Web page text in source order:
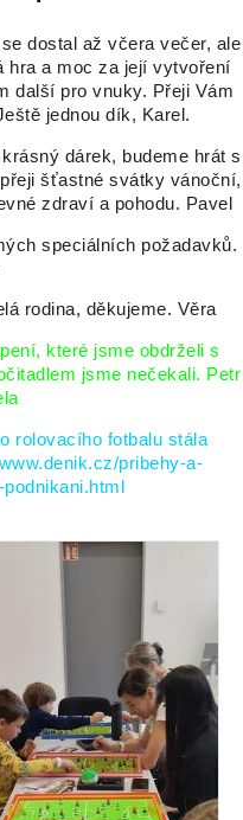
dostal až včera večer, ale
hra a moc za její vytvoření
další pro vnuky. Přeji Vám
jednou dík, Karel.
dárek, budeme hrát s
šťastné svátky vánoční,
zdraví a pohodu. Pavel
speciálních požadavků.
rodina, děkujeme. Věra
které jsme obdrželi s
jsme nečekali. Petr
rolovacího fotbalu stála
pribehy-a-